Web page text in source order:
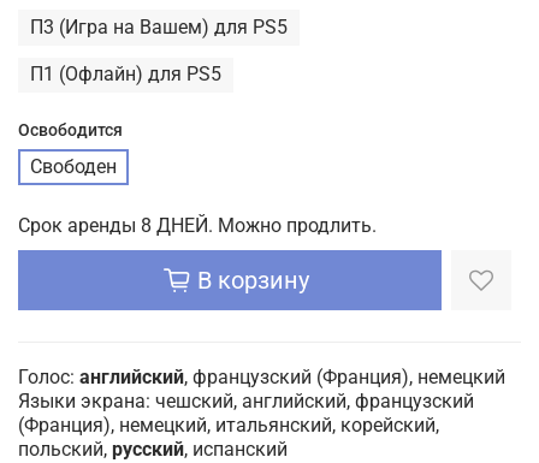
П3 (Игра на Вашем) для PS5
П1 (Офлайн) для PS5
Освободится
Свободен
Срок аренды 8 ДНЕЙ. Можно продлить.
В корзину
Голос: английский, французский (Франция), немецкий
Языки экрана: чешский, английский, французский
(Франция), немецкий, итальянский, корейский,
польский, русский, испанский